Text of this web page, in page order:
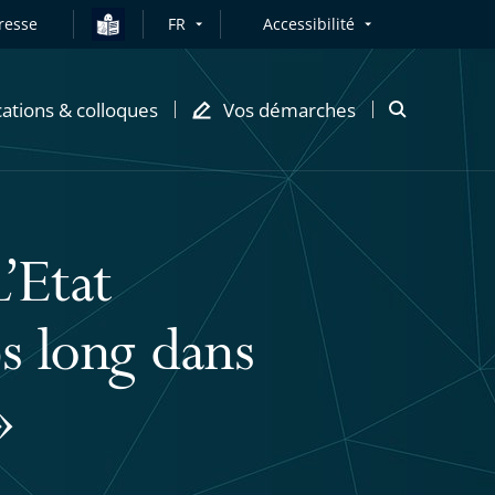
FR Accessibilité
& colloques Vos démarches
Ouvrir
long dans